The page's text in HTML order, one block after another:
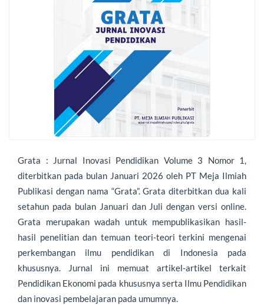
Grata : Jurnal Inovasi Pendidikan Volume 3 Nomor 1,
diterbitkan pada bulan Januari 2026 oleh PT Meja Ilmiah
Publikasi dengan nama “Grata”. Grata diterbitkan dua kali
setahun pada bulan Januari dan Juli dengan versi online.
Grata merupakan wadah untuk mempublikasikan hasil-
hasil penelitian dan temuan teori-teori terkini mengenai
perkembangan ilmu pendidikan di Indonesia pada
khususnya. Jurnal ini memuat artikel-artikel terkait
Pendidikan Ekonomi pada khususnya serta Ilmu Pendidikan
dan inovasi pembelajaran pada umumnya.